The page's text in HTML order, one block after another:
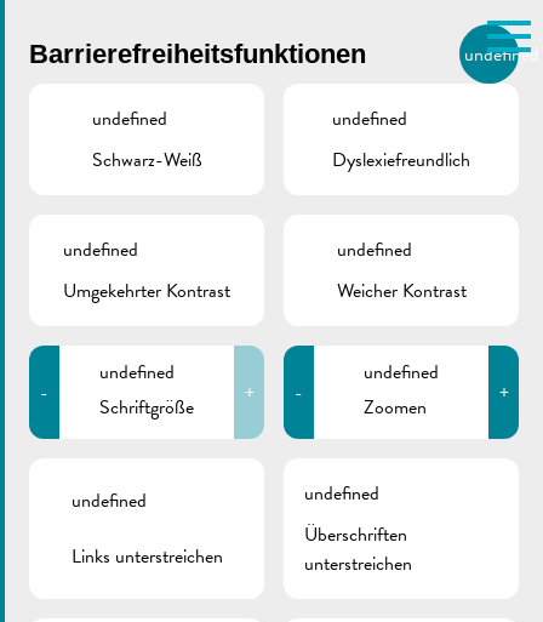
Utilisez la recherche pour
Comme par exemple des contacts, des
Buergbrennen
Org.: Guiden & Scouten
Barrierefreiheitsfunktionen undefined
undefined
Schwarz-Weiß
undefined
Dyslexiefreundlich
undefined
Umgekehrter Kontrast
undefined
Weicher Kontrast
-
undefined
Schriftgröße
+ -
undefined
Zoomen
+
undefined
Links unterstreichen
undefined
Überschriften
unterstreichen